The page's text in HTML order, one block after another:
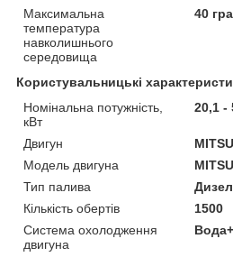
Максимальна
температура
навколишнього
середовища
40
Користувальницькі
Номінальна потужність,
кВт
20,1 -
Двигун
Модель двигуна
Тип палива
Кількість обертів
1500
Система охолодження
двигуна